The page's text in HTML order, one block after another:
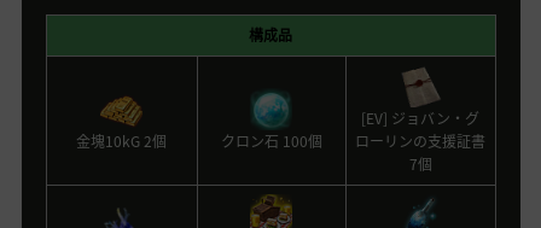
構成品
金塊10kG 2個 クロン石 100個
[EV] ジョバン・グ
ローリンの支援証書
7個